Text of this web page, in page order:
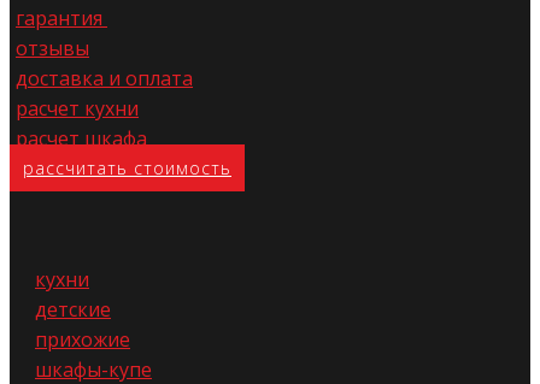
гарантия
отзывы
доставка и оплата
расчет кухни
расчет шкафа
расс​читать стоимость
кухни
детские
прихожие
шкафы-купе